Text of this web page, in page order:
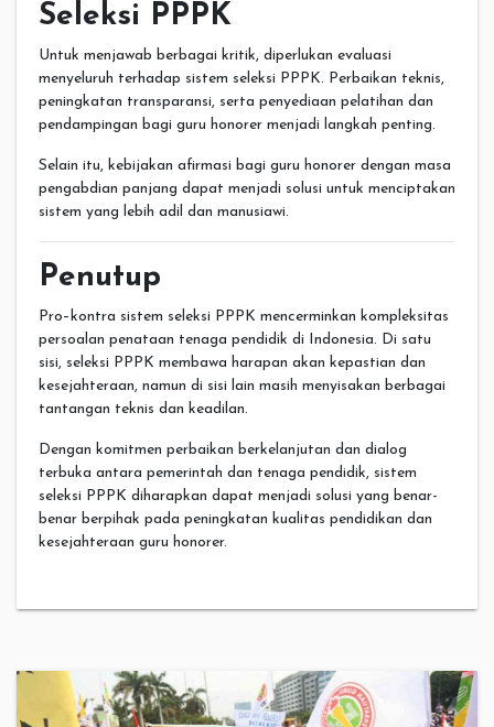
Seleksi PPPK
Untuk menjawab berbagai kritik, diperlukan evaluasi
menyeluruh terhadap sistem seleksi PPPK. Perbaikan teknis,
peningkatan transparansi, serta penyediaan pelatihan dan
pendampingan bagi guru honorer menjadi langkah penting.
Selain itu, kebijakan afirmasi bagi guru honorer dengan masa
pengabdian panjang dapat menjadi solusi untuk menciptakan
sistem yang lebih adil dan manusiawi.
Penutup
Pro–kontra sistem seleksi PPPK mencerminkan kompleksitas
persoalan penataan tenaga pendidik di Indonesia. Di satu
sisi, seleksi PPPK membawa harapan akan kepastian dan
kesejahteraan, namun di sisi lain masih menyisakan berbagai
tantangan teknis dan keadilan.
Dengan komitmen perbaikan berkelanjutan dan dialog
terbuka antara pemerintah dan tenaga pendidik, sistem
seleksi PPPK diharapkan dapat menjadi solusi yang benar-
benar berpihak pada peningkatan kualitas pendidikan dan
kesejahteraan guru honorer.